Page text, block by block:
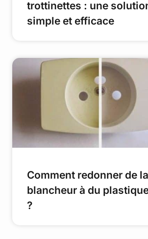
trottinettes : une
simple et efficace
Comment redonner de la
blancheur à du
?